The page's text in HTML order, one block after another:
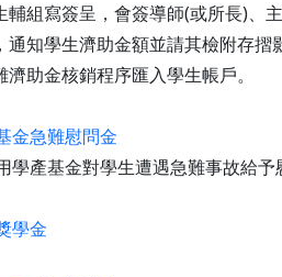
輔組寫簽呈，會簽導師(或所長)、
通知學生濟助金額並請其檢附存摺
濟助金核銷程序匯入學生帳戶。
金急難慰問金
學產基金對學生遭遇急難事故給予
學金